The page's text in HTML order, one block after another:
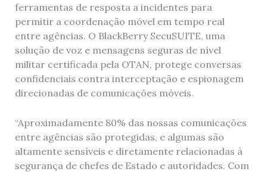
ferramentas de resposta a incidentes para
permitir a coordenação móvel em tempo real
entre agências. O BlackBerry SecuSUITE, uma
solução de voz e mensagens seguras de nível
militar certificada pela OTAN, protege conversas
confidenciais contra interceptação e espionagem
direcionadas de comunicações móveis.
“Aproximadamente 80% das nossas comunicações
entre agências são protegidas, e algumas são
altamente sensíveis e diretamente relacionadas à
segurança de chefes de Estado e autoridades. Com